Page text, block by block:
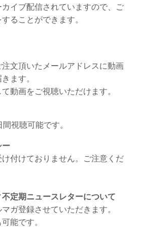
イブ配信されていますので、ご
ることができます。
文頂いたメールアドレスに動画
ます。
動画をご視聴いただけます。
視聴可能です。
付けておりません。ご注意くだ
定期ニュースレターについて
ガ登録させていただきます。
能です。